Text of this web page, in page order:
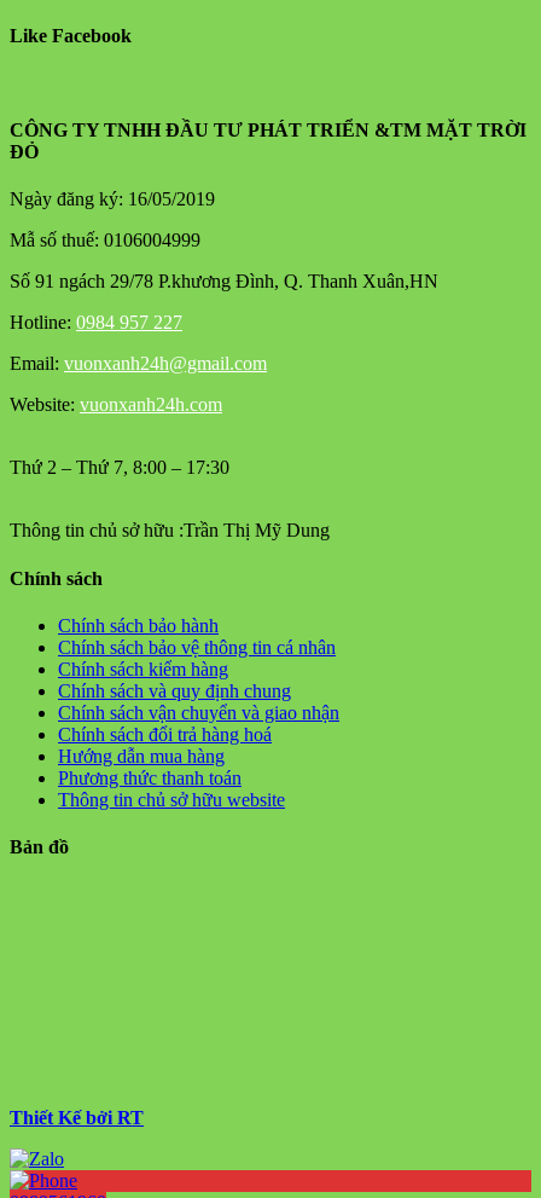
Like Facebook
CÔNG TY TNHH ĐẦU TƯ PHÁT TRIỂN &TM MẶT TRỜI
ĐỎ
Ngày đăng ký: 16/05/2019
Mẫ số thuế: 0106004999
Số 91 ngách 29/78 P.khương Đình, Q. Thanh Xuân,HN
Hotline: 0984 957 227
Email: vuonxanh24h@gmail.com
Website: vuonxanh24h.com
Thứ 2 – Thứ 7, 8:00 – 17:30
Thông tin chủ sở hữu :Trần Thị Mỹ Dung
Chính sách
Chính sách bảo hành
Chính sách bảo vệ thông tin cá nhân
Chính sách kiểm hàng
Chính sách và quy định chung
Chính sách vận chuyển và giao nhận
Chính sách đổi trả hàng hoá
Hướng dẫn mua hàng
Phương thức thanh toán
Thông tin chủ sở hữu website
Bản đồ
Thiết Kế bởi RT